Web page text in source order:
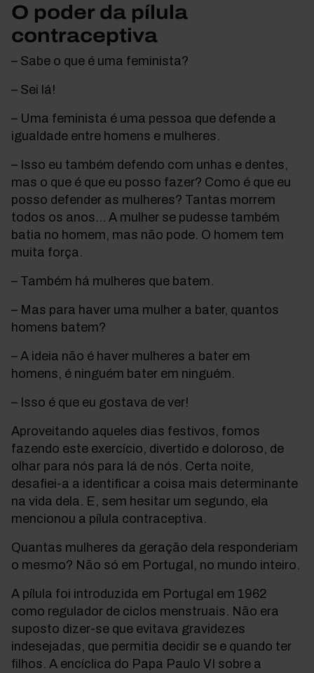
O poder da pílula
contraceptiva
– Sabe o que é uma feminista?
– Sei lá!
– Uma feminista é uma pessoa que defende a
igualdade entre homens e mulheres.
– Isso eu também defendo com unhas e dentes,
mas o que é que eu posso fazer? Como é que eu
posso defender as mulheres? Tantas morrem
todos os anos… A mulher se pudesse também
batia no homem, mas não pode. O homem tem
muita força.
– Também há mulheres que batem.
– Mas para haver uma mulher a bater, quantos
homens batem?
– A ideia não é haver mulheres a bater em
homens, é ninguém bater em ninguém.
– Isso é que eu gostava de ver!
Aproveitando aqueles dias festivos, fomos
fazendo este exercício, divertido e doloroso, de
olhar para nós para lá de nós. Certa noite,
desafiei-a a identificar a coisa mais determinante
na vida dela. E, sem hesitar um segundo, ela
mencionou a pílula contraceptiva.
Quantas mulheres da geração dela responderiam
o mesmo? Não só em Portugal, no mundo inteiro.
A pílula foi introduzida em Portugal em 1962
como regulador de ciclos menstruais. Não era
suposto dizer-se que evitava gravidezes
indesejadas, que permitia decidir se e quando ter
filhos. A encíclica do Papa Paulo VI sobre a